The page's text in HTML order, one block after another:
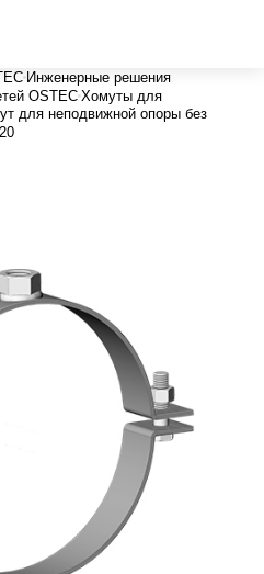
Инженерные решения
OSTEC Хомуты для
для неподвижной опоры без